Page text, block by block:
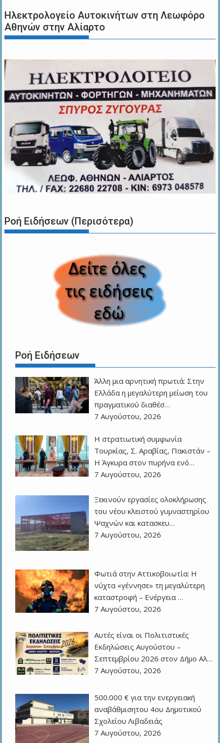
Ηλεκτρολογείο Αυτοκινήτων στη Λεωφόρο
Αθηνών στην Αλίαρτο
Ροή Ειδήσεων (Περισότερα)
Ροή Ειδήσεων
Άλλη μια αρνητική πρωτιά: Στην
Ελλάδα η μεγαλύτερη μείωση του
πραγματικού διαθέσ…
7 Αυγούστου, 2026
Η στρατιωτική συμφωνία
Τουρκίας, Σ. Αραβίας, Πακιστάν –
Η Άγκυρα στον πυρήνα ενό…
7 Αυγούστου, 2026
Ξεκινούν εργασίες ολοκλήρωσης
του νέου κλειστού γυμναστηρίου
Ψαχνών και κατασκευ…
7 Αυγούστου, 2026
Φωτιά στην Αττικοβοιωτία: Η
νύχτα «γέννησε» τη μεγαλύτερη
καταστροφή – Ενέργεια …
7 Αυγούστου, 2026
Αυτές είναι οι Πολιτιστικές
Εκδηλώσεις Αυγούστου –
Σεπτεμβρίου 2026 στον Δήμο Αλ…
7 Αυγούστου, 2026
500.000 € για την ενεργειακή
αναβάθμισητου 4ου Δημοτικού
Σχολείου Λιβαδειάς
7 Αυγούστου, 2026